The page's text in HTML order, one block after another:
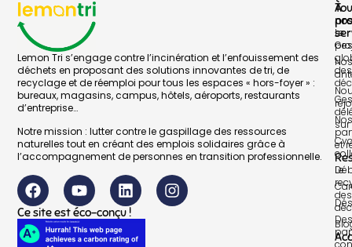
Lemon Tri s’engage contre l’incinération et l’enfouissement des
déchets en proposant des solutions innovantes de tri, de
recyclage et de réemploi pour tous les espaces « hors-foyer » :
bureaux, magasins, campus, hôtels, aéroports, restaurants
d’entreprise…
Notre mission : lutter contre le gaspillage des ressources
naturelles tout en créant des emplois solidaires grâce à
l’accompagnement de personnes en transition professionnelle.
Ce site est éco-conçu !
À
Le
Nos
Nos
et
Le
des
nos
des
sur